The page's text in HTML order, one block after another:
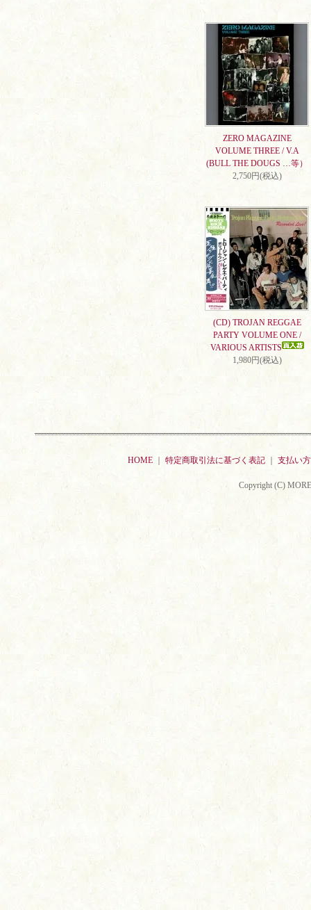
ZERO MAGAZINE
VOLUME THREE / V.A
(BULL THE DOUGS …等）
2,750円(税込)
(CD) TROJAN REGGAE
PARTY VOLUME ONE /
VARIOUS ARTISTS
1,980円(税込)
HOME 特定商取引法に基づく表記 支払い
Copyright (C)